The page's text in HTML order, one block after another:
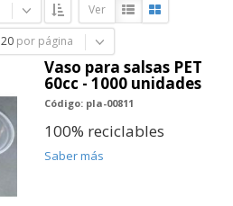
Ver
20 por página
Vaso para salsas PET
60cc - 1000 unidades
Código: pla-00811
100% reciclables
Saber más